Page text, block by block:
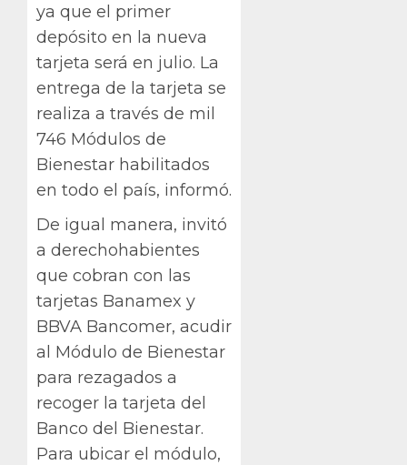
ya que el primer
depósito en la nueva
tarjeta será en julio. La
entrega de la tarjeta se
realiza a través de mil
746 Módulos de
Bienestar habilitados
en todo el país, informó.
De igual manera, invitó
a derechohabientes
que cobran con las
tarjetas Banamex y
BBVA Bancomer, acudir
al Módulo de Bienestar
para rezagados a
recoger la tarjeta del
Banco del Bienestar.
Para ubicar el módulo,